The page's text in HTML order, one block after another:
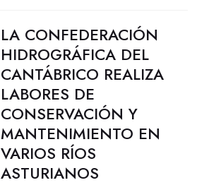
LA CONFEDERACIÓN
HIDROGRÁFICA DEL
CANTÁBRICO REALIZA
LABORES DE
CONSERVACIÓN Y
MANTENIMIENTO EN
VARIOS RÍOS
ASTURIANOS